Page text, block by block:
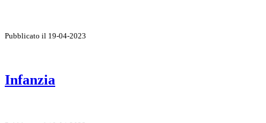
Pubblicato il 19-04-2023
Infanzia